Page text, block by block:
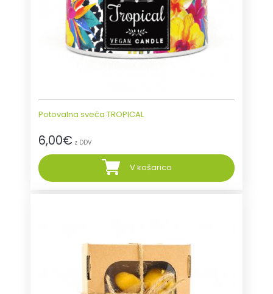
Potovalna sveča TROPICAL
6,00€ z DDV
V košarico